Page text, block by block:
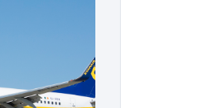
مسافرا خلال